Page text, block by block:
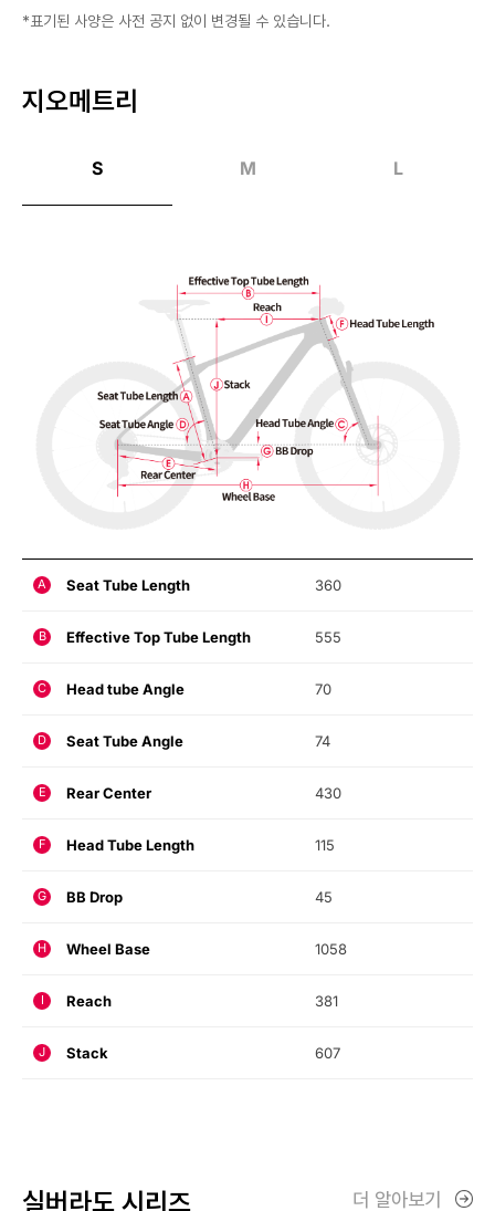
*표기된 사양은 사전 공지 없이 변경될 수 있습니다.
지오메트리
S M L
A Seat Tube Length 360
B Effective Top Tube Length 555
C Head tube Angle 70
D Seat Tube Angle 74
E Rear Center 430
F Head Tube Length 115
G BB Drop 45
H Wheel Base 1058
I Reach 381
J Stack 607
실버라도 시리즈 더 알아보기